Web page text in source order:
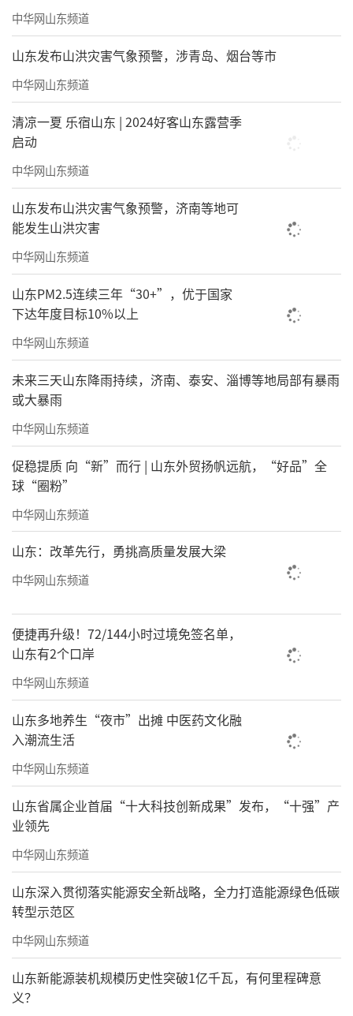
中华网山东频道
山东发布山洪灾害气象预警，涉青岛、烟台等市
中华网山东频道
清凉一夏 乐宿山东 | 2024好客山东露营季
启动
中华网山东频道
山东发布山洪灾害气象预警，济南等地可
能发生山洪灾害
中华网山东频道
山东PM2.5连续三年“30+”，优于国家
下达年度目标10%以上
中华网山东频道
未来三天山东降雨持续，济南、泰安、淄博等地局部有暴雨
或大暴雨
中华网山东频道
促稳提质 向“新”而行 | 山东外贸扬帆远航，“好品”全
球“圈粉”
中华网山东频道
山东：改革先行，勇挑高质量发展大梁
中华网山东频道
便捷再升级！72/144小时过境免签名单，
山东有2个口岸
中华网山东频道
山东多地养生“夜市”出摊 中医药文化融
入潮流生活
中华网山东频道
山东省属企业首届“十大科技创新成果”发布，“十强”产
业领先
中华网山东频道
山东深入贯彻落实能源安全新战略，全力打造能源绿色低碳
转型示范区
中华网山东频道
山东新能源装机规模历史性突破1亿千瓦，有何里程碑意
义？